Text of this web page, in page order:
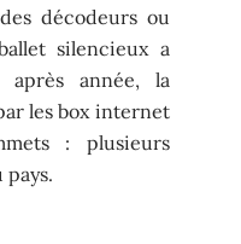
décodeurs ou
silencieux a
année, la
les box internet
: plusieurs
pays.